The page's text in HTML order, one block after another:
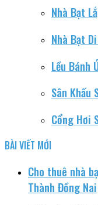
Nhà Bạt
Nhà Bạt
Lều Bánh
Sân Khấu
Cổng Hơi
BÀI VIẾT MỚI
Cho thuê nhà
Thành Đồng Nai